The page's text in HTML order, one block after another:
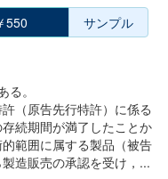
550 サンプル
。
（原告先行特許）に係る
続期間が満了したことか
範囲に属する製品（被告
造販売の承認を受け，...